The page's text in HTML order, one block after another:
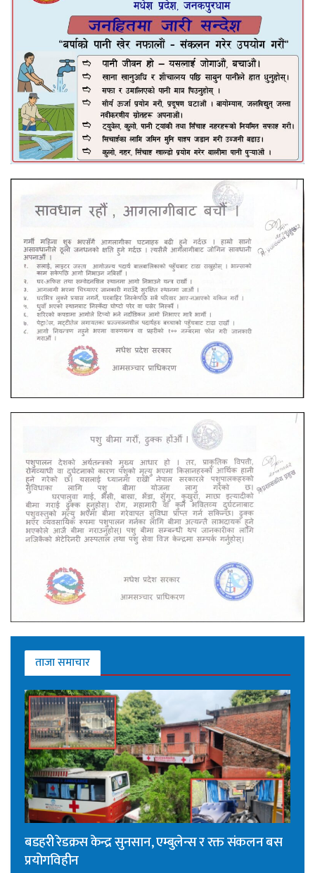
ताजा समाचार
बडहरी रेडक्रस केन्द्र सुनसान, एम्बुलेन्स र रक्त संकलन बस
प्रयोगविहीन